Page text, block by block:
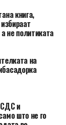
книга,
не политиката
на
СДС и
што не го